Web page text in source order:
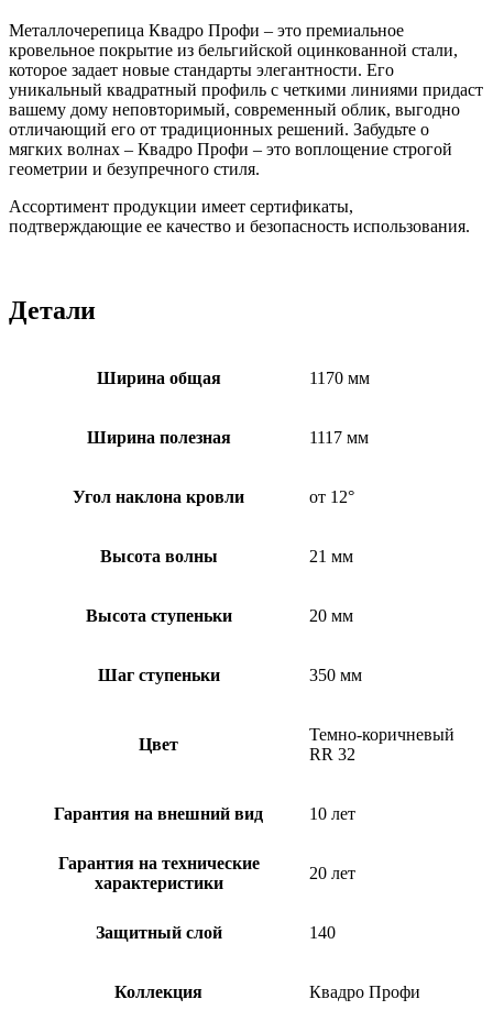
Металлочерепица Квадро Профи – это премиальное
кровельное покрытие из бельгийской оцинкованной стали,
которое задает новые стандарты элегантности. Его
уникальный квадратный профиль с четкими линиями придаст
вашему дому неповторимый, современный облик, выгодно
отличающий его от традиционных решений. Забудьте о
мягких волнах – Квадро Профи – это воплощение строгой
геометрии и безупречного стиля.
Ассортимент продукции имеет сертификаты,
подтверждающие ее качество и безопасность использования.
Детали
Ширина общая 1170 мм
Ширина полезная 1117 мм
Угол наклона кровли от 12°
Высота волны 21 мм
Высота ступеньки 20 мм
Шаг ступеньки 350 мм
Цвет
Темно-коричневый
RR 32
Гарантия на внешний вид 10 лет
Гарантия на технические
характеристики
20 лет
Защитный слой 140
Коллекция Квадро Профи